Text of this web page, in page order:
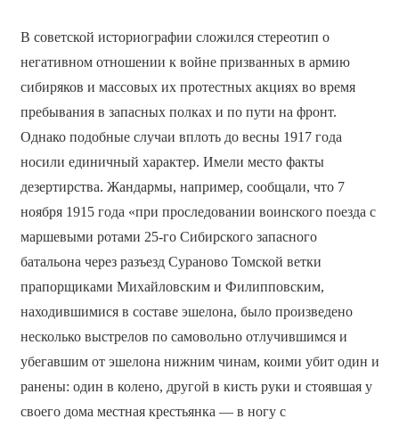
В советской историографии сложился стереотип о
негативном отношении к войне призванных в армию
сибиряков и массовых их протестных акциях во время
пребывания в запасных полках и по пути на фронт.
Однако подобные случаи вплоть до весны 1917 года
носили единичный характер. Имели место факты
дезертирства. Жандармы, например, сообщали, что 7
ноября 1915 года «при проследовании воинского поезда с
маршевыми ротами 25-го Сибирского запасного
батальона через разъезд Сураново Томской ветки
прапорщиками Михайловским и Филипповским,
находившимися в составе эшелона, было произведено
несколько выстрелов по самовольно отлучившимся и
убегавшим от эшелона нижним чинам, коими убит один и
ранены: один в колено, другой в кисть руки и стоявшая у
своего дома местная крестьянка — в ногу с